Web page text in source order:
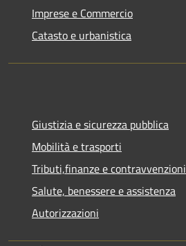
Imprese e Commercio
Catasto e urbanistica
Giustizia e sicurezza pubblica
Mobilità e trasporti
Tributi,finanze e contravvenzioni
Salute, benessere e assistenza
Autorizzazioni